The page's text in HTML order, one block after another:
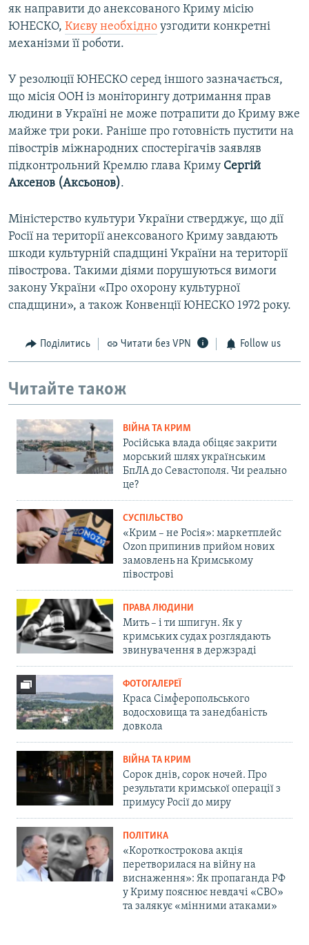
як направити до анексованого Криму місію
ЮНЕСКО, Києву необхідно узгодити конкретні
механізми її роботи.
У резолюції ЮНЕСКО серед іншого зазначається,
що місія ООН із моніторингу дотримання прав
людини в Україні не може потрапити до Криму вже
майже три роки. Раніше про готовність пустити на
півострів міжнародних спостерігачів заявляв
підконтрольний Кремлю глава Криму Сергій
Аксенов (Аксьонов).
Міністерство культури України стверджує, що дії
Росії на території анексованого Криму завдають
шкоди культурній спадщині України на території
півострова. Такими діями порушуються вимоги
закону України «Про охорону культурної
спадщини», а також Конвенції ЮНЕСКО 1972 року.
Поділитись Читати без VPN Follow us
Читайте також
ВІЙНА ТА КРИМ
Російська влада обіцяє закрити
морський шлях українським
БпЛА до Севастополя. Чи реально
це?
СУСПІЛЬСТВО
«Крим – не Росія»: маркетплейс
Ozon припинив прийом нових
замовлень на Кримському
півострові
ПРАВА ЛЮДИНИ
Мить – і ти шпигун. Як у
кримських судах розглядають
звинувачення в держзраді
ФОТОГАЛЕРЕЇ
Краса Сімферопольського
водосховища та занедбаність
довкола
ВІЙНА ТА КРИМ
Сорок днів, сорок ночей. Про
результати кримської операції з
примусу Росії до миру
ПОЛІТИКА
«Короткострокова акція
перетворилася на війну на
виснаження»: Як пропаганда РФ
у Криму пояснює невдачі «СВО»
та залякує «мінними атаками»